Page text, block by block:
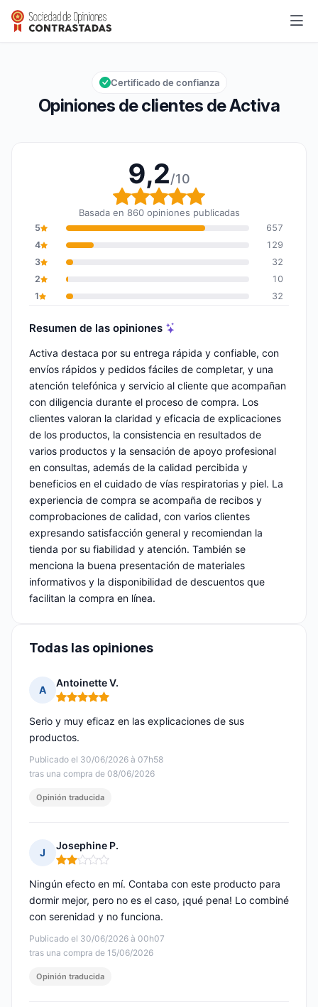
Activa
Calificación global: 9,2 de 10
9,2/10
Opiniones de clientes de Activa
Certificado de confianza
9,2/10
Calificación global: 9,2
Basada en 860 opiniones publicadas
5
657
4
129
3
32
2
10
1
32
Resumen de las opiniones
Activa destaca por su entrega rápida y confiable, con
envíos rápidos y pedidos fáciles de completar, y una
atención telefónica y servicio al cliente que acompañan
con diligencia durante el proceso de compra. Los
clientes valoran la claridad y eficacia de explicaciones
de los productos, la consistencia en resultados de
varios productos y la sensación de apoyo profesional
en consultas, además de la calidad percibida y
beneficios en el cuidado de vías respiratorias y piel. La
experiencia de compra se acompaña de recibos y
comprobaciones de calidad, con varios clientes
expresando satisfacción general y recomiendan la
tienda por su fiabilidad y atención. También se
menciona la buena presentación de materiales
informativos y la disponibilidad de descuentos que
facilitan la compra en línea.
Todas las opiniones
A
Antoinette V.
Nota: 5 de 5
Publicado el 30/06/2026 à 07h58
tras una compra de 08/06/2026
Serio y muy eficaz en las explicaciones de sus
productos.
Opinión traducida
J
Josephine P.
Nota: 2 de 5
Publicado el 30/06/2026 à 00h07
tras una compra de 15/06/2026
Ningún efecto en mí. Contaba con este producto para
dormir mejor, pero no es el caso, ¡qué pena! Lo combiné
con serenidad y no funciona.
Opinión traducida